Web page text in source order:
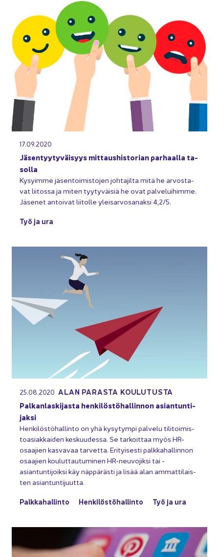
17.09.2020
Jä­sen­tyy­ty­väi­syys mit­taus­his­to­rian par­haal­la ta­
sol­la
Ky­syim­me jä­sen­toi­mis­to­jen joh­ta­jil­ta mitä he ar­vos­ta­
vat lii­tos­sa ja miten tyy­ty­väi­siä he ovat pal­ve­lui­him­me.
Jä­se­net an­toi­vat lii­tol­le ylei­sar­vo­sa­nak­si 4,2/5.
Työ ja ura
25.08.2020 ALAN PA­RAS­TA KOU­LU­TUS­TA
Pal­kan­las­ki­jas­ta hen­ki­lös­tö­hal­lin­non asian­tun­ti­
jak­si
Hen­ki­lös­tö­hal­lin­to on yhä ky­sy­tym­pi pal­ve­lu ti­li­toi­mis­
toa­siak­kai­den kes­kuu­des­sa. Se tar­koit­taa myös HR-​
osaajien kas­va­vaa tar­vet­ta. Eri­tyi­ses­ti palk­ka­hal­lin­non
osaa­jien kou­lut­tau­tu­mi­nen HR-​neuvojiksi tai -​
asiantuntijoiksi käy näp­pä­räs­ti ja lisää alan am­mat­ti­lais­
ten asian­tun­ti­juut­ta.
Palk­ka­hal­lin­to Hen­ki­lös­tö­hal­lin­to Työ ja ura